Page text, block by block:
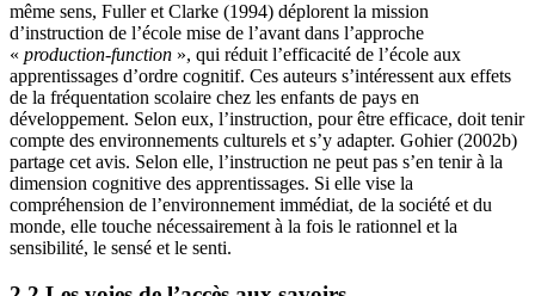
même sens, Fuller et Clarke (1994) déplorent la mission
d’instruction de l’école mise de l’avant dans l’approche
« production-function », qui réduit l’efficacité de l’école aux
apprentissages d’ordre cognitif. Ces auteurs s’intéressent aux effets
de la fréquentation scolaire chez les enfants de pays en
développement. Selon eux, l’instruction, pour être efficace, doit tenir
compte des environnements culturels et s’y adapter. Gohier (2002b)
partage cet avis. Selon elle, l’instruction ne peut pas s’en tenir à la
dimension cognitive des apprentissages. Si elle vise la
compréhension de l’environnement immédiat, de la société et du
monde, elle touche nécessairement à la fois le rationnel et la
sensibilité, le sensé et le senti.